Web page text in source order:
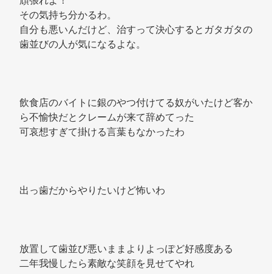
その気持ち分かるわ。
自分も悪いんだけど、治すって決心するとガタガタの
歯並びの人が気になるよな。
飲食店のバイトに銀のやつ付けてる奴がいたけど客か
ら不愉快だとクレームが来て辞めてった
可哀想すぎて掛ける言葉もなかったわ
出っ歯だからやりたいけど怖いわ
放置して歯並び悪いままよりよっぽど好感度ある
二年我慢したら素敵な笑顔を見せてやれ